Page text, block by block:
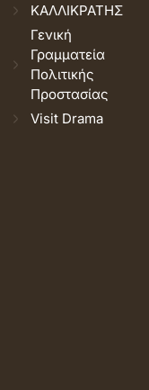
ΚΑΛΛΙΚΡΑΤΗΣ
Γενική
Γραμματεία
Πολιτικής
Προστασίας
Visit Drama